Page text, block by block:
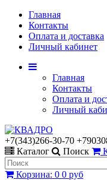
Главная
Контакты
Оплата и доставка
Личный кабинет
Главная
Контакты
Оплата и
Личный
+7(343)266-30-70
Каталог
Поиск
Корзина: 0 0 руб